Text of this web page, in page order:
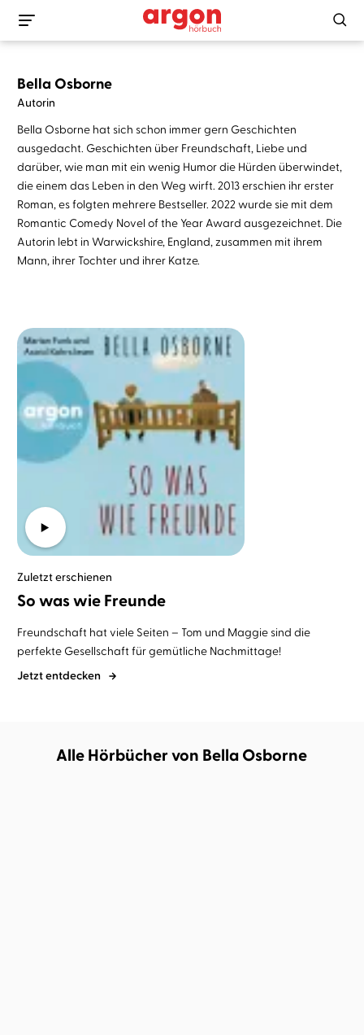
Bella Osborne
Autorin
Bella Osborne hat sich schon immer gern Geschichten
ausgedacht. Geschichten über Freundschaft, Liebe und
darüber, wie man mit ein wenig Humor die Hürden überwindet,
die einem das Leben in den Weg wirft. 2013 erschien ihr erster
Roman, es folgten mehrere Bestseller. 2022 wurde sie mit dem
Romantic Comedy Novel of the Year Award ausgezeichnet. Die
Autorin lebt in Warwickshire, England, zusammen mit ihrem
Mann, ihrer Tochter und ihrer Katze.
Zuletzt erschienen
So was wie Freunde
Freundschaft hat viele Seiten – Tom und Maggie sind die
perfekte Gesellschaft für gemütliche Nachmittage!
Jetzt entdecken
Alle Hörbücher von Bella Osborne